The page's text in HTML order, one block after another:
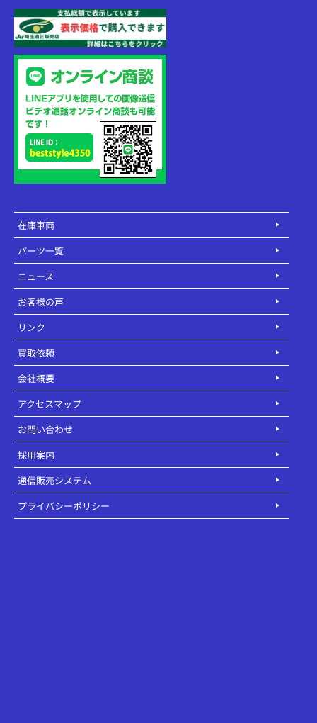
在庫車両
パーツ一覧
ニュース
お客様の声
リンク
買取依頼
会社概要
アクセスマップ
お問い合わせ
採用案内
通信販売システム
プライバシーポリシー